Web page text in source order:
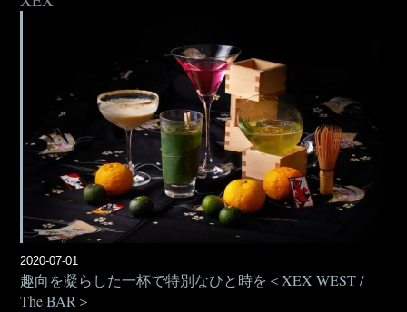
2020-07-01
趣向を凝らした一杯で特別なひと時を＜XEX WEST /
The BAR＞